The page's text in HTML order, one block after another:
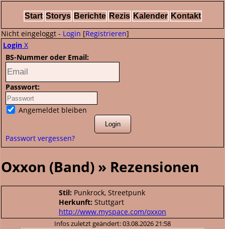
Start Storys Berichte Rezis Kalender Kontakt
Nicht eingeloggt - Login [Registrieren]
Login X
BS-Nummer oder Email:
Passwort:
Angemeldet bleiben
Passwort vergessen?
Oxxon (Band) » Rezensionen
Stil: Punkrock, Streetpunk
Herkunft: Stuttgart
http://www.myspace.com/oxxon
Infos zuletzt geändert: 03.08.2026 21:58